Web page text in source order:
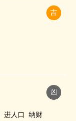
吉
凶
进人口 纳财